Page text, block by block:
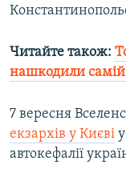
Читайте також:
нашкодили самій
7 вересня
екзархів у Києві
автокефалії